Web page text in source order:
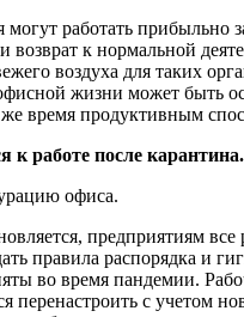
работать прибыльно
возврат к нормальной
воздуха для таких
жизни может быть
время продуктивным
к работе после карантина.
офиса.
предприятиям все
правила распорядка и
во время пандемии.
перенастроить с учетом